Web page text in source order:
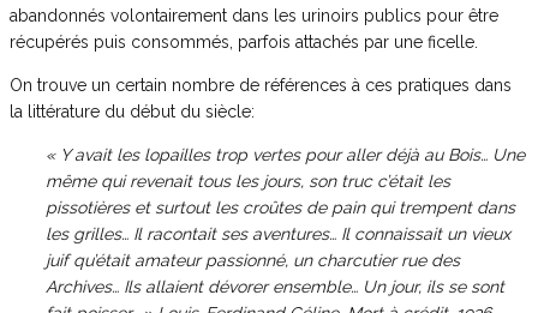
abandonnés volontairement dans les urinoirs publics pour être
récupérés puis consommés, parfois attachés par une ficelle.
On trouve un certain nombre de références à ces pratiques dans
la littérature du début du siècle:
« Y avait les lopailles trop vertes pour aller déjà au Bois… Une
même qui revenait tous les jours, son truc c’était les
pissotières et surtout les croûtes de pain qui trempent dans
les grilles… Il racontait ses aventures… Il connaissait un vieux
juif qu’était amateur passionné, un charcutier rue des
Archives… Ils allaient dévorer ensemble… Un jour, ils se sont